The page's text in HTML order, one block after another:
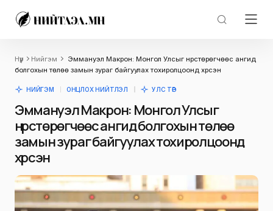
Нүүр Нийгэм
Эммануэл Макрон: Монгол Улсыг нүүрстөрөгчөөс ангид
болгохын төлөө замын зураг байгуулах тохиролцоонд хүрсэн
НИЙГЭМ ОНЦЛОХ НИЙТЛЭЛ УЛС ТӨР
Эммануэл Макрон: Монгол Улсыг
нүүрстөрөгчөөс ангид болгохын төлөө
замын зураг байгуулах тохиролцоонд
хүрсэн